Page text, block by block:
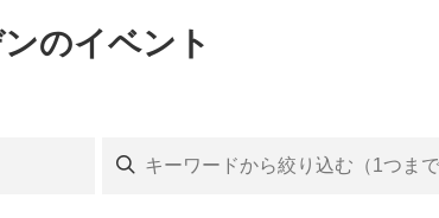
のイベント